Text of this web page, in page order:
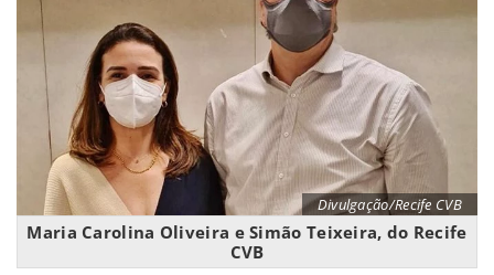
Divulgação/Recife CVB
Maria Carolina Oliveira e Simão Teixeira, do Recife
CVB